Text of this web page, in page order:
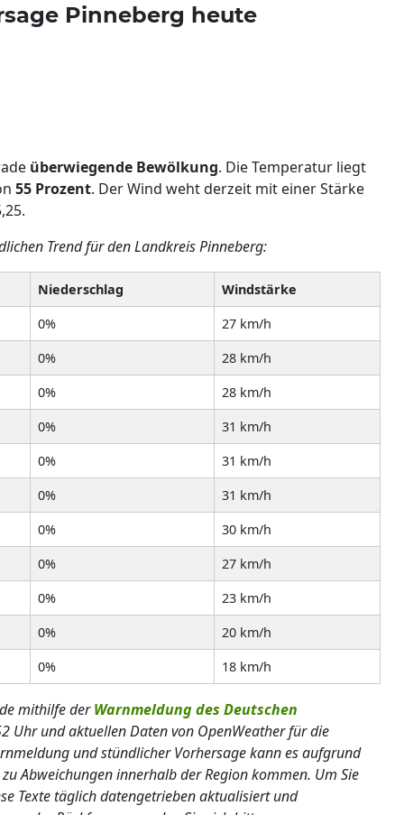
Pinneberg heute
überwiegende Bewölkung. Die Temperatur liegt
55 Prozent. Der Wind weht derzeit mit einer Stärke
Trend für den Landkreis Pinneberg:
Niederschlag
Windstärke
0%
27 km/h
0%
28 km/h
0%
28 km/h
0%
31 km/h
0%
31 km/h
0%
31 km/h
0%
30 km/h
0%
27 km/h
0%
23 km/h
0%
20 km/h
0%
18 km/h
mithilfe derWarnmeldung des Deutschen
Uhr und aktuellen Daten von OpenWeather für die
und stündlicher Vorhersage kann es aufgrund
Abweichungen innerhalb der Region kommen. Um Sie
Texte täglich datengetrieben aktualisiert und